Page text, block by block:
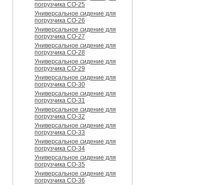
погрузчика CO-25
Универсальное сидение для
погрузчика CO-26
Универсальное сидение для
погрузчика CO-27
Универсальное сидение для
погрузчика CO-28
Универсальное сидение для
погрузчика CO-29
Универсальное сидение для
погрузчика CO-30
Универсальное сидение для
погрузчика CO-31
Универсальное сидение для
погрузчика CO-32
Универсальное сидение для
погрузчика CO-33
Универсальное сидение для
погрузчика CO-34
Универсальное сидение для
погрузчика CO-35
Универсальное сидение для
погрузчика CO-36